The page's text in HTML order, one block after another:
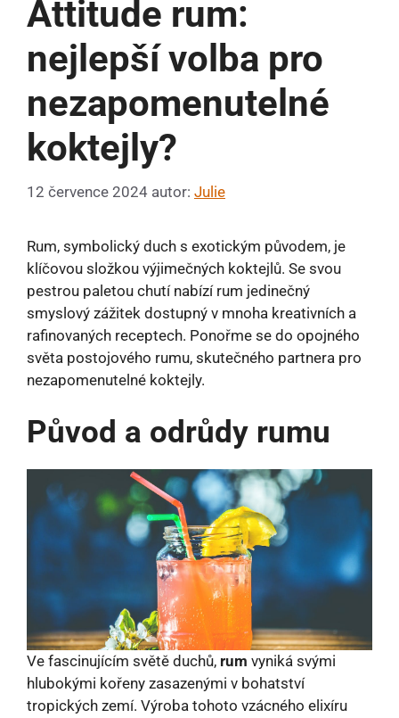
Attitude rum:
nejlepší volba pro
nezapomenutelné
koktejly?
12 července 2024 autor: Julie
Rum, symbolický duch s exotickým původem, je
klíčovou složkou výjimečných koktejlů. Se svou
pestrou paletou chutí nabízí rum jedinečný
smyslový zážitek dostupný v mnoha kreativních a
rafinovaných receptech. Ponořme se do opojného
světa postojového rumu, skutečného partnera pro
nezapomenutelné koktejly.
Původ a odrůdy rumu
Ve fascinujícím světě duchů, rum vyniká svými
hlubokými kořeny zasazenými v bohatství
tropických zemí. Výroba tohoto vzácného elixíru